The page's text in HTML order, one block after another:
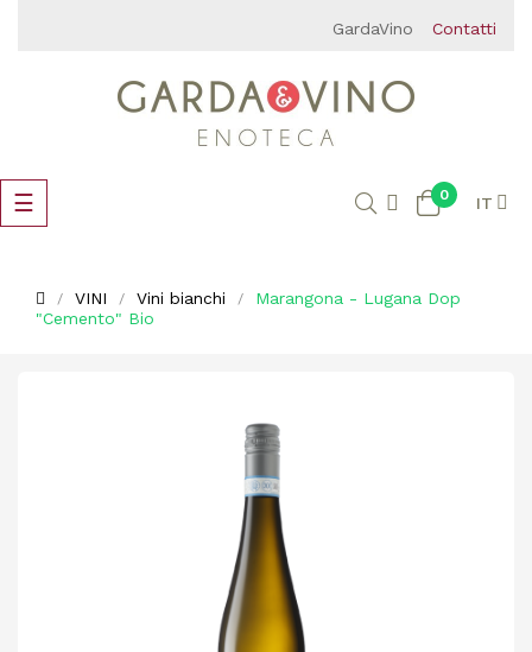
GardaVino Contatti
navigazione
Toggle
☰ 0 IT
VINI Vini bianchi
Marangona - Lugana Dop
"Cemento" Bio